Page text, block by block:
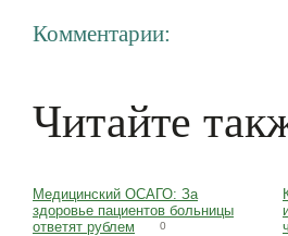
Комментарии:
Читайте
Медицинский ОСАГО: За
здоровье пациентов больницы
ответят рублем
0